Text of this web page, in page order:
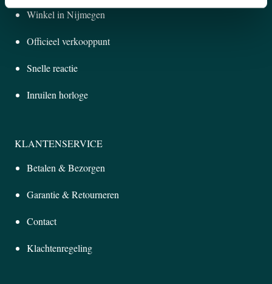
Winkel in Nijmegen
Officieel verkooppunt
Snelle reactie
Inruilen horloge
KLANTENSERVICE
Betalen & Bezorgen
Garantie & Retourneren
Contact
Klachtenregeling